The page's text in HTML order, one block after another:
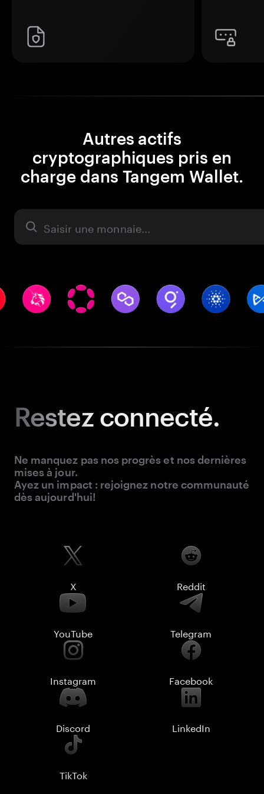
Autres actifs
cryptographiques pris en
charge dans Tangem Wallet.
Actifs
Restezconnecté.
Ne manquez pas nos progrès et nos dernières
mises à jour.
Ayez un impact : rejoignez notre communauté
dès aujourd'hui!
X Reddit
YouTube Telegram
Instagram Facebook
Discord LinkedIn
TikTok